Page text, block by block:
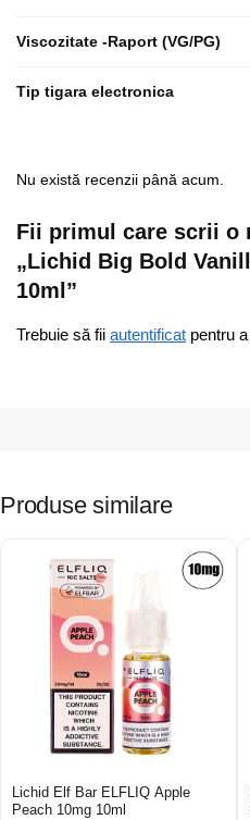
Viscozitate -Raport (VG/PG)
Tip tigara electronica
Nu există recenzii până acum.
Fii primul care scrii o
„Lichid Big Bold
10ml”
Trebuie să fii autentificat pentru
Produse similare
Lichid Elf Bar ELFLIQ Apple
Peach 10mg 10ml